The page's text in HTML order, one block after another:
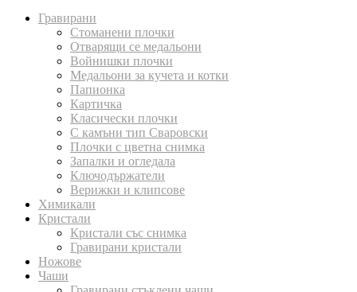
Гравирани
Стоманени плочки
Отварящи се медальони
Войнишки плочки
Медальони за кучета и котки
Папионка
Картичка
Класически плочки
С камъни тип Сваровски
Плочки с цветна снимка
Запалки и огледала
Ключодържатели
Верижки и клипсове
Химикали
Кристали
Кристали със снимка
Гравирани кристали
Ножове
Чаши